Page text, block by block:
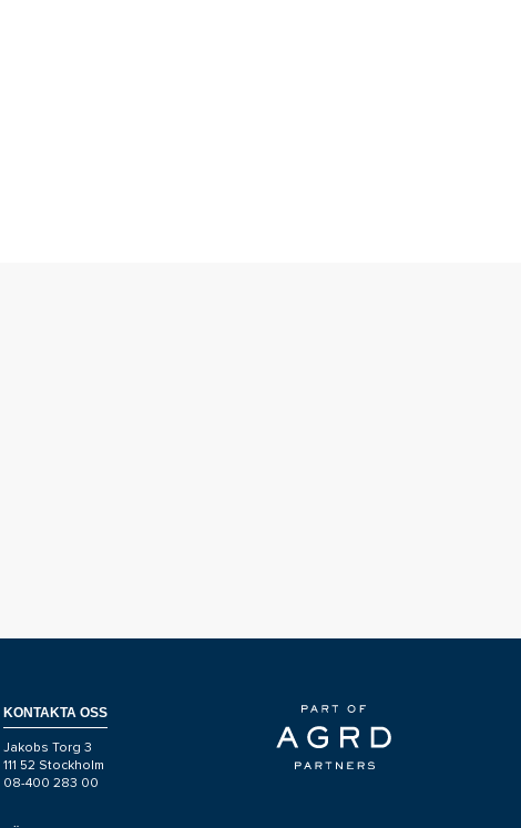
KONTAKTA OSS
Jakobs Torg 3
111 52 Stockholm
08-400 283 00